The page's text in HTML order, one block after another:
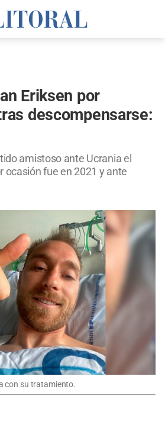
Eriksen por
descompensarse:
amistoso ante Ucrania el
ocasión fue en 2021 y ante
con su tratamiento.